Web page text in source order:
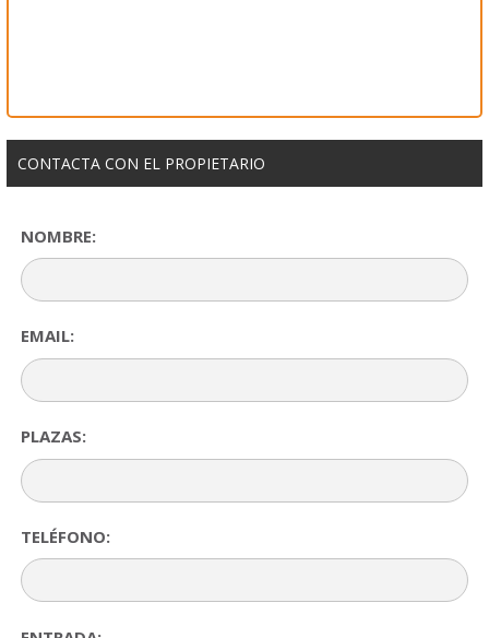
CONTACTA CON EL PROPIETARIO
NOMBRE:
EMAIL:
PLAZAS:
TELÉFONO: